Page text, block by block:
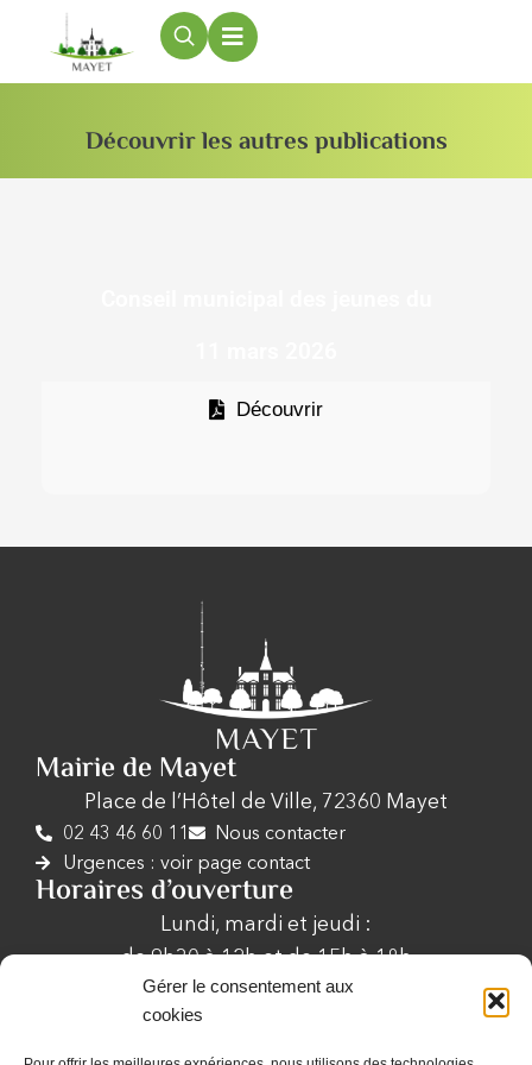
Gérer le consentement aux
cookies
Découvrir les autres publications
Découvrir
Mairie de Mayet
Place de l’Hôtel de Ville, 72360 Mayet
02 43 46 60 11
Nous contacter
Urgences : voir page contact
Horaires d’ouverture
Lundi, mardi et jeudi :
de 9h30 à 12h et de 15h à 18h
Mercredi de 9h30 à 12h
Vendredi de 9h30 à 12h et de 15h à 17h
Samedi et dimanche : Fermé